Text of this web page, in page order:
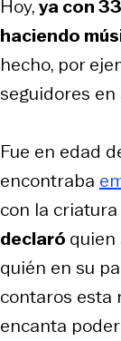
Hoy,ya con
haciendo
hecho, por
seguidores
Fue en edad
encontraba
con la
declaró quien
quién en su
contaros esta
encanta